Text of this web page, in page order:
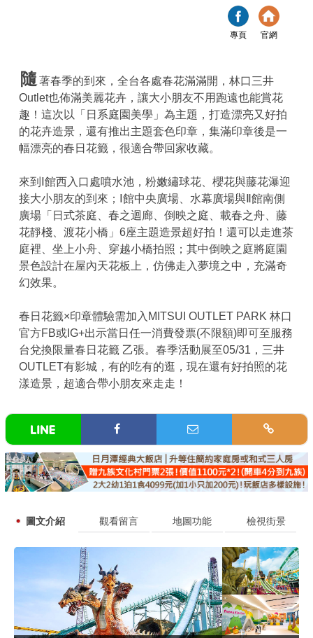
專頁 官網
隨 著春季的到來，全台各處春花滿滿開，林口三井
Outlet也佈滿美麗花卉，讓大小朋友不用跑遠也能賞花
趣！這次以「日系庭園美學」為主題，打造漂亮又好拍
的花卉造景，還有推出主題套色印章，集滿印章後是一
幅漂亮的春日花籤，很適合帶回家收藏。
來到Ⅰ館西入口處噴水池，粉嫩繡球花、櫻花與藤花瀑迎
接大小朋友的到來；Ⅰ館中央廣場、水幕廣場與Ⅱ館南側
廣場「日式茶庭、春之迴廊、倒映之庭、載春之舟、藤
花靜棧、渡花小橋」6座主題造景超好拍！還可以走進茶
庭裡、坐上小舟、穿越小橋拍照；其中倒映之庭將庭園
景色設計在屋內天花板上，仿佛走入夢境之中，充滿奇
幻效果。
春日花籤×印章體驗需加入MITSUI OUTLET PARK 林口
官方FB或IG+出示當日任一消費發票(不限額)即可至服務
台兌換限量春日花籤 乙張。春季活動展至05/31，三井
OUTLET有影城，有的吃有的逛，現在還有好拍照的花
漾造景，超適合帶小朋友來走走！
圖文介紹 觀看留言 地圖功能 檢視街景